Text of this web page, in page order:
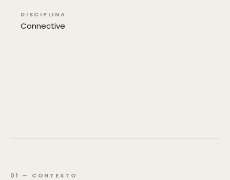
DISCIPLINA
Connective
01 — CONTEXTO